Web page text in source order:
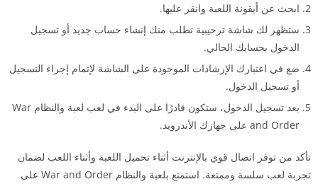
ابحث عن أيقونة اللعبة وانقر عليها.
ستظهر لك شاشة ترحيبية تطلب منك إنشاء حساب جديد أو تسجيل
الدخول بحسابك الحالي.
ضع في اعتبارك الإرشادات الموجودة على الشاشة لإتمام إجراء التسجيل
أو تسجيل الدخول.
بعد تسجيل الدخول، ستكون قادرًا على البدء في لعب لعبة والنظام War
and Order على جهازك الأندرويد.
تأكد من توفر اتصال قوي بالإنترنت أثناء تحميل اللعبة وأثناء اللعب لضمان
تجربة لعب سلسة وممتعة. استمتع بلعبة والنظام War and Order على